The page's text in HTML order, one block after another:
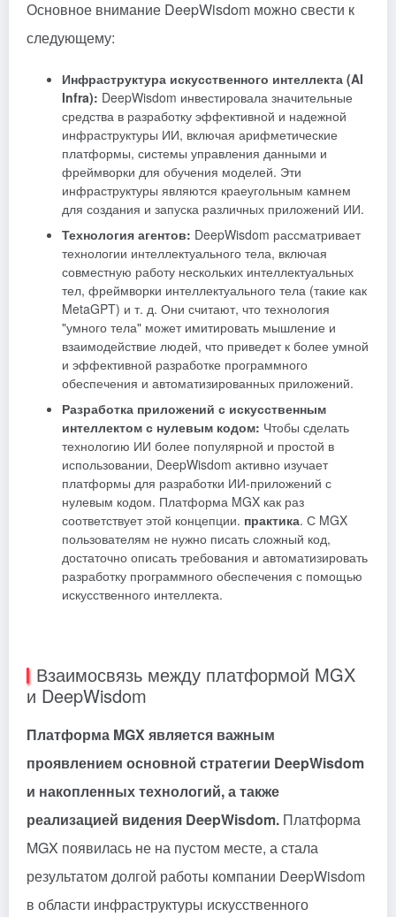
Основное внимание DeepWisdom можно свести к
следующему:
Инфраструктура искусственного интеллекта (AI
Infra): DeepWisdom инвестировала значительные
средства в разработку эффективной и надежной
инфраструктуры ИИ, включая арифметические
платформы, системы управления данными и
фреймворки для обучения моделей. Эти
инфраструктуры являются краеугольным камнем
для создания и запуска различных приложений ИИ.
Технология агентов: DeepWisdom рассматривает
технологии интеллектуального тела, включая
совместную работу нескольких интеллектуальных
тел, фреймворки интеллектуального тела (такие как
MetaGPT) и т. д. Они считают, что технология
"умного тела" может имитировать мышление и
взаимодействие людей, что приведет к более умной
и эффективной разработке программного
обеспечения и автоматизированных приложений.
Разработка приложений с искусственным
интеллектом с нулевым кодом: Чтобы сделать
технологию ИИ более популярной и простой в
использовании, DeepWisdom активно изучает
платформы для разработки ИИ-приложений с
нулевым кодом. Платформа MGX как раз
соответствует этой концепции. практика. С MGX
пользователям не нужно писать сложный код,
достаточно описать требования и автоматизировать
разработку программного обеспечения с помощью
искусственного интеллекта.
Взаимосвязь между платформой MGX
и DeepWisdom
Платформа MGX является важным
проявлением основной стратегии DeepWisdom
и накопленных технологий, а также
реализацией видения DeepWisdom. Платформа
MGX появилась не на пустом месте, а стала
результатом долгой работы компании DeepWisdom
в области инфраструктуры искусственного